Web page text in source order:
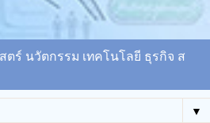
ตร์ นวัตกรรม เทคโนโลยี ธุรกิจ ส
▼